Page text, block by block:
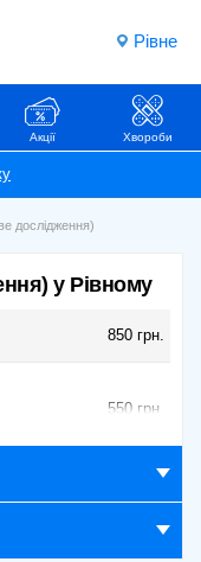
Рівне
Акції Хвороби
дослідження)
у Рівному
850 грн.
550 грн.
500 грн.